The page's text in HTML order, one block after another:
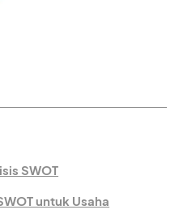
SWOT
untuk Usaha